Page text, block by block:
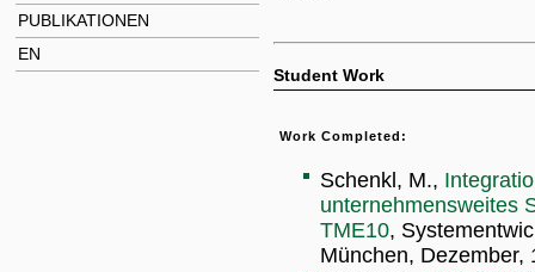
PUBLIKATIONEN
EN
Student Work
Work Completed:
Schenkl, M.,
unternehmensweites
TME10,
München, Dezember,